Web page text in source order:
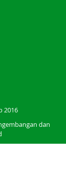
2016
dan